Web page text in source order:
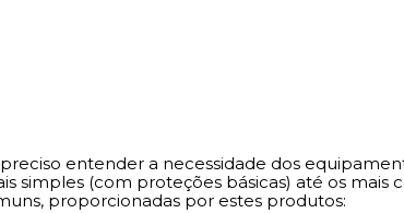
entender a necessidade dos
simples (com proteções básicas) até os
proporcionadas por estes produtos: